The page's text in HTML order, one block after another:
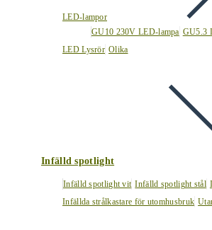
LED-lampor
GU10 230V LED-lampa GU5.3
LED Lysrör Olika
Infälld spotlight
Infälld spotlight vit Infälld spotlight stål
Infällda strålkastare för utomhusbruk